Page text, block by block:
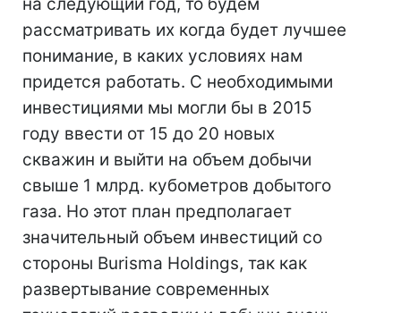
рассматривать их когда будет лучшее
понимание, в каких условиях нам
придется работать. С необходимыми
инвестициями мы могли бы в 2015
году ввести от 15 до 20 новых
скважин и выйти на объем добычи
свыше 1 млрд. кубометров добытого
газа. Но этот план предполагает
значительный объем инвестиций со
стороны Burisma Holdings, так как
развертывание современных